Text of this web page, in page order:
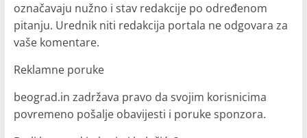
označavaju nužno i stav redakcije po određenom
pitanju. Urednik niti redakcija portala ne odgovara za
vaše komentare.
Reklamne poruke
beograd.in zadržava pravo da svojim korisnicima
povremeno pošalje obavijesti i poruke sponzora.